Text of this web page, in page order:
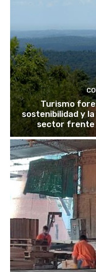
Turismo
sostenibilidad y
sector frente